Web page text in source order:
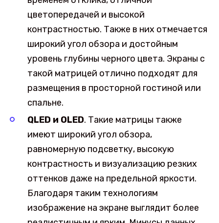
цветопередачей и высокой
контрастностью. Также в них отмечается
широкий угол обзора и достойным
уровень глубины черного цвета. Экраны с
такой матрицей отлично подходят для
размещения в просторной гостиной или
спальне.
QLED и OLED. Такие матрицы также
имеют широкий угол обзора,
равномерную подсветку, высокую
контрастность и визуализацию резких
оттенков даже на предельной яркости.
Благодаря таким технологиям
изображение на экране выглядит более